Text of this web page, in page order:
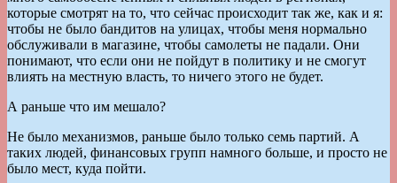
которые смотрят на то, что сейчас происходит так же, как и я:
чтобы не было бандитов на улицах, чтобы меня нормально
обслуживали в магазине, чтобы самолеты не падали. Они
понимают, что если они не пойдут в политику и не смогут
влиять на местную власть, то ничего этого не будет.
А раньше что им мешало?
Не было механизмов, раньше было только семь партий. А
таких людей, финансовых групп намного больше, и просто не
было мест, куда пойти.